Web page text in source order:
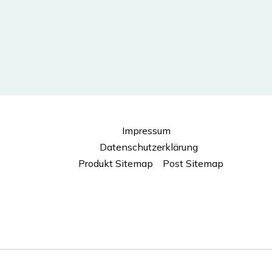
Impressum
Datenschutzerklärung
Produkt Sitemap
Post Sitemap